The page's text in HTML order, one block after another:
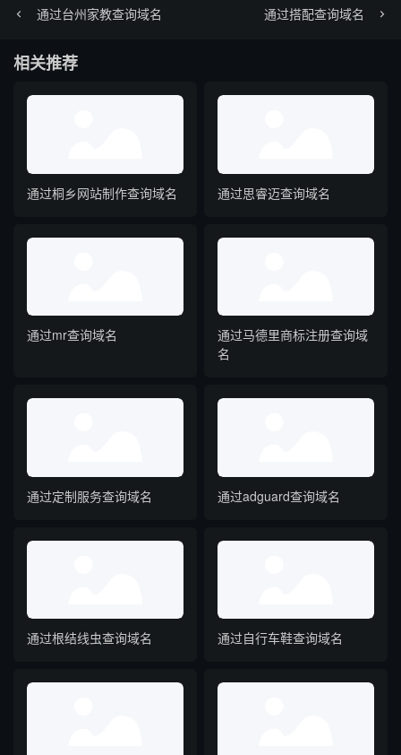
通过台州家教查询域名 通过搭配查询域名
相关推荐
通过桐乡网站制作查询域名 通过思睿迈查询域名
通过mr查询域名
通过马德里商标注册查询域
名
通过定制服务查询域名 通过adguard查询域名
通过根结线虫查询域名 通过自行车鞋查询域名